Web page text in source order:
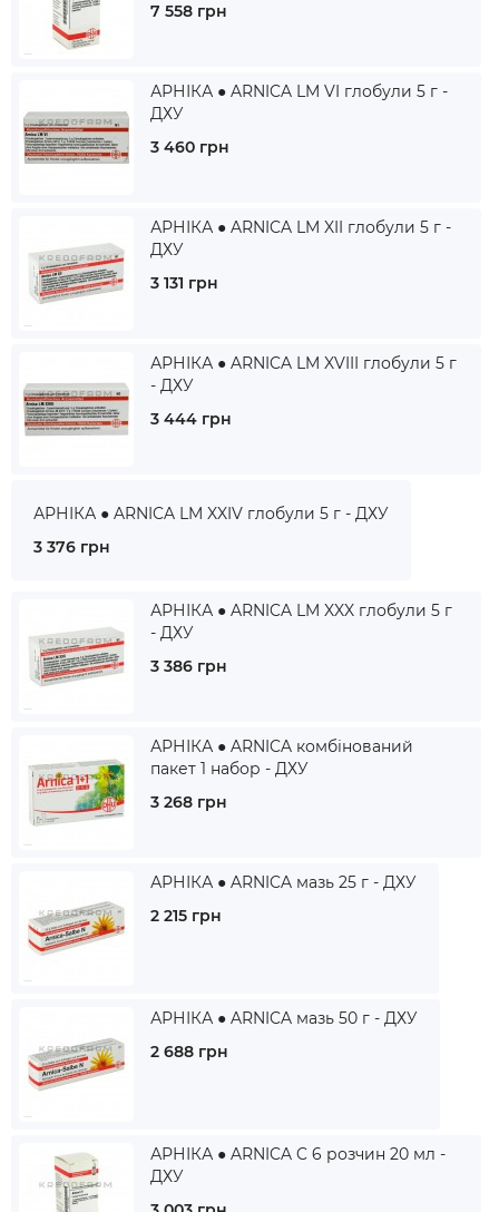
7 558 грн
АРНІКА ● ARNICA LM VI глобули 5 г -
ДХУ
3 460 грн
АРНІКА ● ARNICA LM XII глобули 5 г -
ДХУ
3 131 грн
АРНІКА ● ARNICA LM XVIII глобули 5 г
- ДХУ
3 444 грн
АРНІКА ● ARNICA LM XXIV глобули 5 г - ДХУ
3 376 грн
АРНІКА ● ARNICA LM XXX глобули 5 г
- ДХУ
3 386 грн
АРНІКА ● ARNICA комбінований
пакет 1 набор - ДХУ
3 268 грн
АРНІКА ● ARNICA мазь 25 г - ДХУ
2 215 грн
АРНІКА ● ARNICA мазь 50 г - ДХУ
2 688 грн
АРНІКА ● ARNICA C 6 розчин 20 мл -
ДХУ